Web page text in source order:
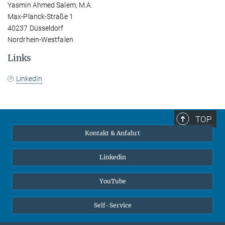
Yasmin Ahmed Salem, M.A.
Max-Planck-Straße 1
40237 Düsseldorf
Nordrhein-Westfalen
Links
LinkedIn
TOP
Kontakt & Anfahrt
Linkedin
YouTube
Self-Service